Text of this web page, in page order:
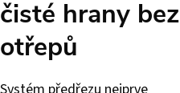
čisté hrany bez
otřepů